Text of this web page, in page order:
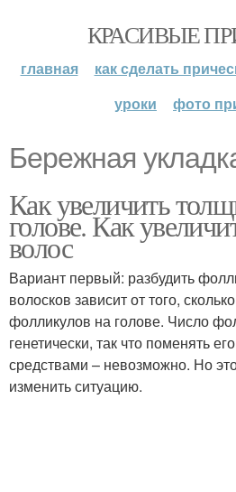
КРАСИВЫЕ
главная как сделать
уроки
фото
Бережная
Как увеличить
голове. Как
волос
Вариант первый: разбудить
волосков зависит от того,
фолликулов на голове. Число
генетически, так что поменять
средствами – невозможно. Но
изменить ситуацию.